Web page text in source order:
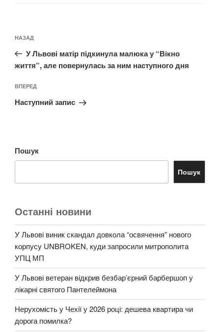
записів
Попередній
запис:
НАЗАД
У Львові матір підкинула малюка у “Вікно
життя”, але повернулась за ним наступного дня
Наступний
запис
ВПЕРЕД
Наступний запис
Пошук
Пошук
Останні новини
У Львові виник скандал довкола “освячення” нового
корпусу UNBROKEN, куди запросили митрополита
УПЦ МП
У Львові ветеран відкрив безбар’єрний барбершоп у
лікарні святого Пантелеймона
Нерухомість у Чехії у 2026 році: дешева квартира чи
дорога помилка?